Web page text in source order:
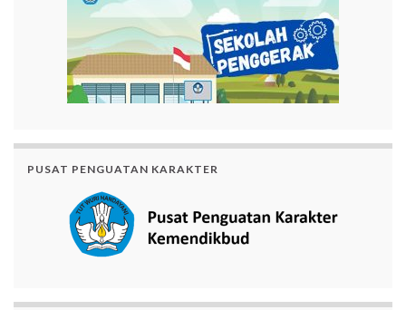
PUSAT PENGUATAN KARAKTER